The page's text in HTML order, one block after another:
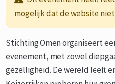
mogelijk dat de website
Stichting Omen organiseert
evenement, met zowel
gezelligheid. De wereld leeft